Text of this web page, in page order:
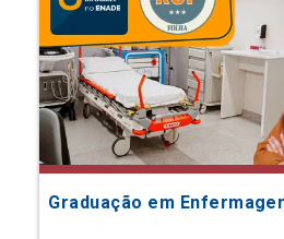
Graduação em